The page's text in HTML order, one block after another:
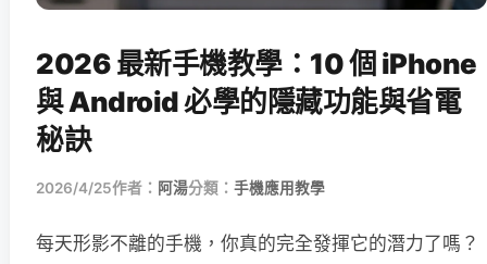
2026 最新手機教學：10 個 iPhone
與 Android 必學的隱藏功能與省電
秘訣
2026/4/25作者： 阿湯分類： 手機應用教學
每天形影不離的手機，你真的完全發揮它的潛力了嗎？